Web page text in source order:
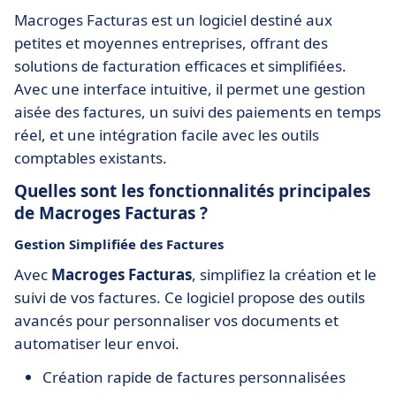
Macroges Facturas est un logiciel destiné aux
petites et moyennes entreprises, offrant des
solutions de facturation efficaces et simplifiées.
Avec une interface intuitive, il permet une gestion
aisée des factures, un suivi des paiements en temps
réel, et une intégration facile avec les outils
comptables existants.
Quelles sont les fonctionnalités principales
de Macroges Facturas ?
Gestion Simplifiée des Factures
Avec Macroges Facturas, simplifiez la création et le
suivi de vos factures. Ce logiciel propose des outils
avancés pour personnaliser vos documents et
automatiser leur envoi.
Création rapide de factures personnalisées